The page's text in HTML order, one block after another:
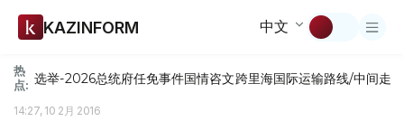
KAZINFORM 中文
热
点: 选举-2026总统府任免事件国情咨文跨里海国际运输路线/中间走廊
14:27, 10 2月 2016